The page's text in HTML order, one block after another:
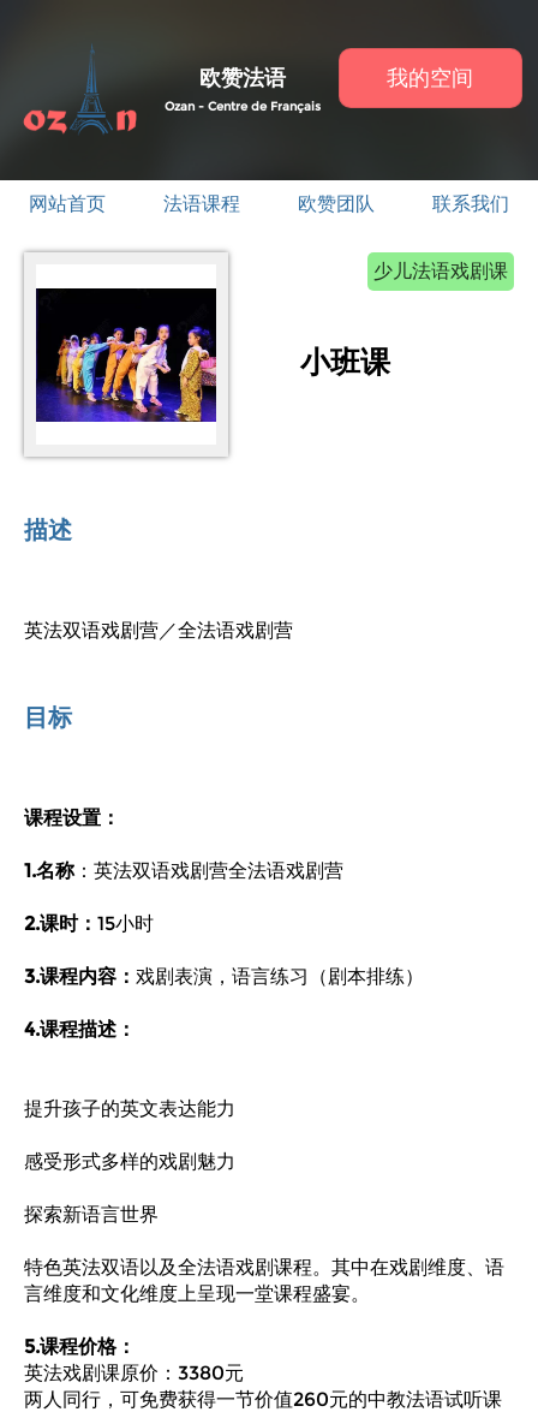
欧赞法语
Ozan - Centre de Français
我的空间
网站首页 法语课程 欧赞团队 联系我们
少儿法语戏剧课
小班课
描述
英法双语戏剧营／全法语戏剧营
目标
课程设置：
1.名称：英法双语戏剧营全法语戏剧营
2.课时： 15小时
3.课程内容： 戏剧表演，语言练习（剧本排练）
4.课程描述：
提升孩子的英文表达能力
感受形式多样的戏剧魅力
探索新语言世界
特色英法双语以及全法语戏剧课程。其中在戏剧维度、语
言维度和文化维度上呈现一堂课程盛宴。
5.课程价格：
英法戏剧课原价：3380元
两人同行，可免费获得一节价值260元的中教法语试听课